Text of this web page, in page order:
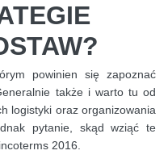
powinien się zapoznać
także i warto tu od
logistyki oraz organizowania
pytanie, skąd wziąć te
2016.